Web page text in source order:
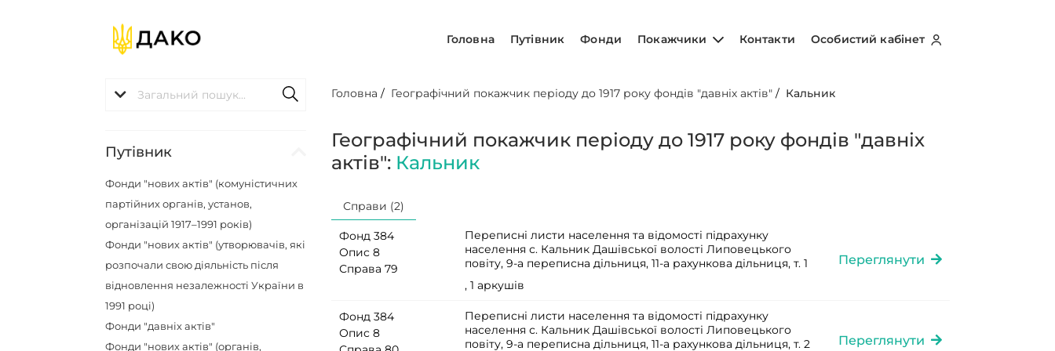
Головна Путівник Фонди Покажчики Контакти Особистий кабінет
Путівник
Фонди "нових актів" (комуністичних
партійних органів, установ,
організацій 1917–1991 років)
Фонди "нових актів" (утворювачів, які
розпочали свою діяльність після
відновлення незалежності України в
1991 році)
Фонди "давніх актів"
Фонди "нових актів" (органів,
Головна / Географічний покажчик періоду до 1917 року фондів "давніх актів" / Кальник
Географічний покажчик періоду до 1917 року фондів "давніх
актів": Кальник
Справи (2)
Фонд 384
Опис 8
Справа 79
Переписні листи населення та відомості підрахунку
населення с. Кальник Дашівської волості Липовецького
повіту, 9-а переписна дільниця, 11-а рахункова дільниця, т. 1
, 1 аркушів
Переглянути
Фонд 384
Опис 8
Переписні листи населення та відомості підрахунку
населення с. Кальник Дашівської волості Липовецького
повіту, 9-а переписна дільниця, 11-а рахункова дільниця, т. 2
Переглянути